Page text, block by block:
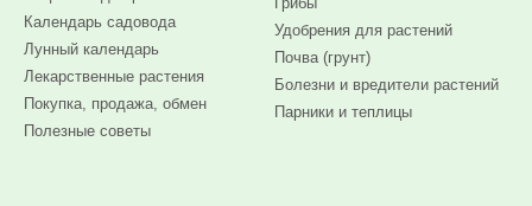
Календарь садовода
Лунный календарь
Лекарственные растения
Покупка, продажа, обмен
Полезные советы
Удобрения для растений
Почва (грунт)
Болезни и вредители растений
Парники и теплицы